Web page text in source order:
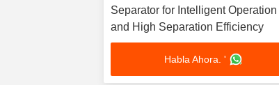
Separator for Intelligent Operation
and High Separation Efficiency
Habla Ahora. '